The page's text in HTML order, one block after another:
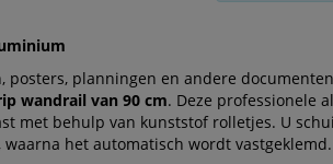
posters, planningen en andere documenten
wandrail van 90 cm. Deze professionele
met behulp van kunststof rolletjes. U
het automatisch wordt vastgeklemd.